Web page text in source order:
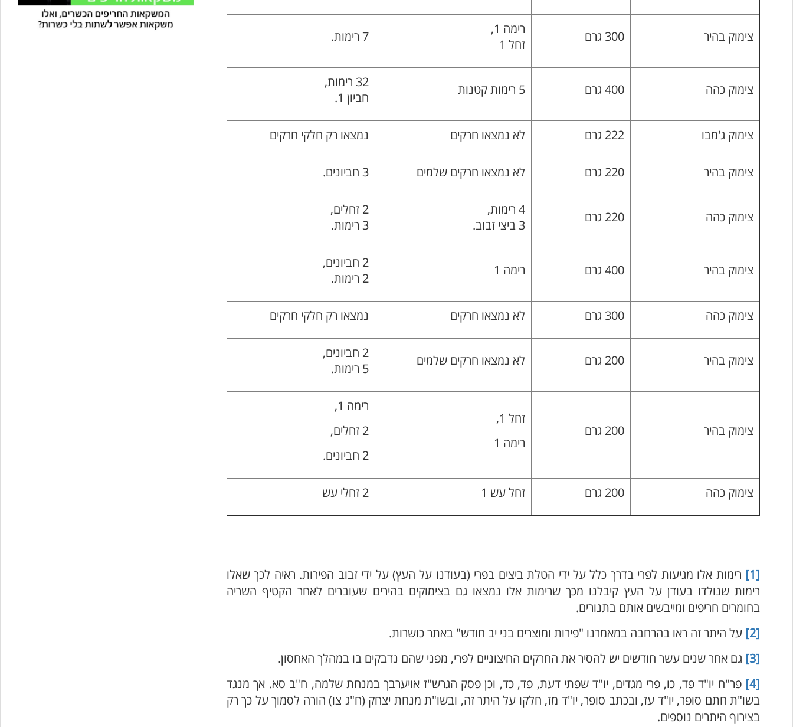
צימוק בהיר 300 גרם
רימה 1,
זחל 1
7 רימות.
צימוק כהה 400 גרם 5 רימות קטנות
32 רימות,
חביון 1.
צימוק ג'מבו 222 גרם לא נמצאו חרקים נמצאו רק חלקי חרקים
צימוק בהיר 220 גרם לא נמצאו חרקים שלמים 3 חביונים.
צימוק כהה 220 גרם
4 רימות,
3 ביצי זבוב.
2 זחלים,
3 רימות.
צימוק בהיר 400 גרם רימה 1
2 חביונים,
2 רימות.
צימוק כהה 300 גרם לא נמצאו חרקים נמצאו רק חלקי חרקים
צימוק בהיר 200 גרם לא נמצאו חרקים שלמים
2 חביונים,
5 רימות.
צימוק בהיר 200 גרם
זחל 1,
רימה 1
רימה 1,
2 זחלים,
2 חביונים.
צימוק כהה 200 גרם זחל עש 1 2 זחלי עש
[1]
רימות אלו מגיעות לפרי בדרך כלל על ידי הטלת ביצים בפרי (בעודנו על העץ) על ידי זבוב הפירות. ראיה לכך שאלו
רימות שנולדו בעודן על העץ קיבלנו מכך שרימות אלו נמצאו גם בצימוקים בהירים שעוברים לאחר הקטיף השריה
בחומרים חריפים ומייבשים אותם בתנורים.
[2]
על היתר זה ראו בהרחבה במאמרנו "פירות ומוצרים בני יב חודש" באתר כושרות.
[3]
גם אחר שנים עשר חודשים יש להסיר את החרקים החיצוניים לפרי, מפני שהם נדבקים בו במהלך האחסון.
[4]
פר"ח יו"ד פד, כו, פרי מגדים, יו"ד שפתי דעת, פד, כד, וכן פסק הגרש"ז אויערבך במנחת שלמה, ח"ב סא. אך מנגד
בשו"ת חתם סופר, יו"ד עז, ובכתב סופר, יו"ד מז, חלקו על היתר זה, ובשו"ת מנחת יצחק (ח"ג צו) הורה לסמוך על כך רק
בצירוף היתרים נוספים.